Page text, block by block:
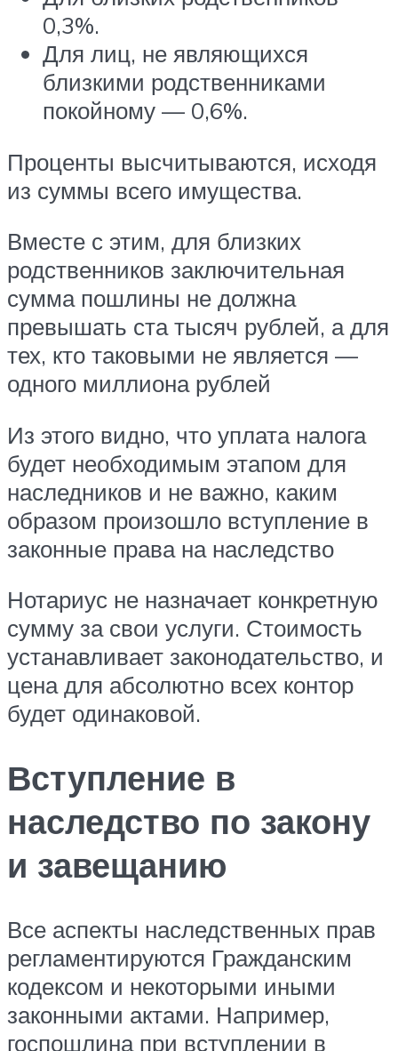
0,3%.
Для лиц, не являющихся
близкими родственниками
покойному — 0,6%.
Проценты высчитываются, исходя
из суммы всего имущества.
Вместе с этим, для близких
родственников заключительная
сумма пошлины не должна
превышать ста тысяч рублей, а для
тех, кто таковыми не является —
одного миллиона рублей
Из этого видно, что уплата налога
будет необходимым этапом для
наследников и не важно, каким
образом произошло вступление в
законные права на наследство
Нотариус не назначает конкретную
сумму за свои услуги. Стоимость
устанавливает законодательство, и
цена для абсолютно всех контор
будет одинаковой.
Вступление в
наследство по закону
и завещанию
Все аспекты наследственных прав
регламентируются Гражданским
кодексом и некоторыми иными
законными актами. Например,
госпошлина при вступлении в